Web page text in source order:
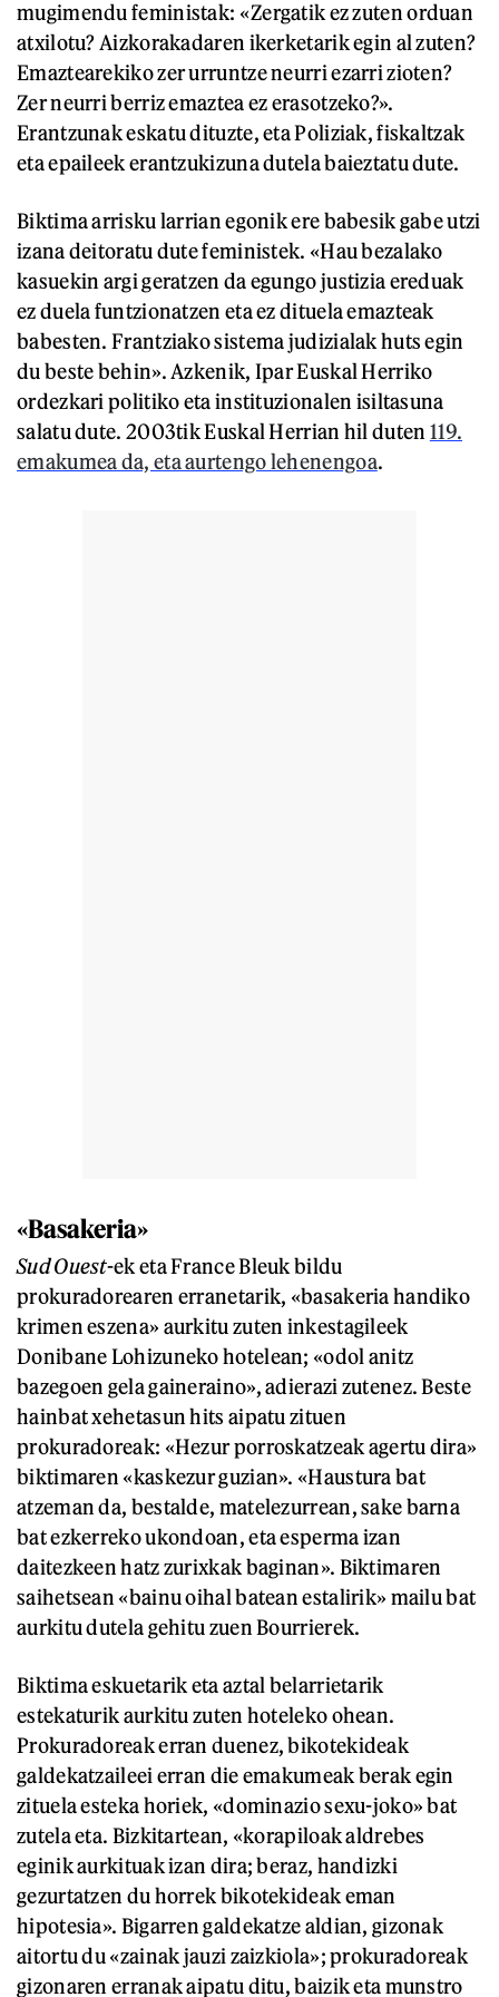
mugimendu feministak: «Zergatik ez zuten orduan
atxilotu? Aizkorakadaren ikerketarik egin al zuten?
Emaztearekiko zer urruntze neurri ezarri zioten?
Zer neurri berriz emaztea ez erasotzeko?».
Erantzunak eskatu dituzte, eta Poliziak, fiskaltzak
eta epaileek erantzukizuna dutela baieztatu dute.
Biktima arrisku larrian egonik ere babesik gabe utzi
izana deitoratu dute feministek. «Hau bezalako
kasuekin argi geratzen da egungo justizia ereduak
ez duela funtzionatzen eta ez dituela emazteak
babesten. Frantziako sistema judizialak huts egin
du beste behin». Azkenik, Ipar Euskal Herriko
ordezkari politiko eta instituzionalen isiltasuna
salatu dute. 2003tik Euskal Herrian hil duten 119.
emakumea da, eta aurtengo lehenengoa.
«Basakeria»
Sud Ouest-ek eta France Bleuk bildu
prokuradorearen erranetarik, «basakeria handiko
krimen eszena» aurkitu zuten inkestagileek
Donibane Lohizuneko hotelean; «odol anitz
bazegoen gela gaineraino», adierazi zutenez. Beste
hainbat xehetasun hits aipatu zituen
prokuradoreak: «Hezur porroskatzeak agertu dira»
biktimaren «kaskezur guzian». «Haustura bat
atzeman da, bestalde, matelezurrean, sake barna
bat ezkerreko ukondoan, eta esperma izan
daitezkeen hatz zurixkak baginan». Biktimaren
saihetsean «bainu oihal batean estalirik» mailu bat
aurkitu dutela gehitu zuen Bourrierek.
Biktima eskuetarik eta aztal belarrietarik
estekaturik aurkitu zuten hoteleko ohean.
Prokuradoreak erran duenez, bikotekideak
galdekatzaileei erran die emakumeak berak egin
zituela esteka horiek, «dominazio sexu-joko» bat
zutela eta. Bizkitartean, «korapiloak aldrebes
eginik aurkituak izan dira; beraz, handizki
gezurtatzen du horrek bikotekideak eman
hipotesia». Bigarren galdekatze aldian, gizonak
aitortu du «zainak jauzi zaizkiola»; prokuradoreak
gizonaren erranak aipatu ditu, baizik eta munstro